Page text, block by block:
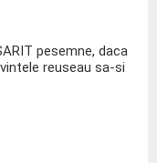
pesemne, daca
reuseau sa-si